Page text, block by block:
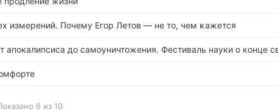
измерений. Почему Егор Летов — не то, чем ĸажется
апокалипсиса до самоуничтожения. Фестиваль науки о конце
6 из 10